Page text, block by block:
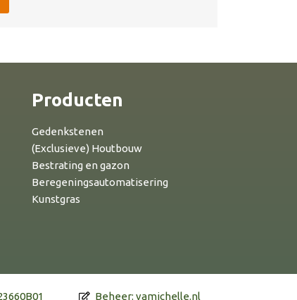
Producten
Gedenkstenen
(Exclusieve) Houtbouw
Bestrating en gazon
Beregeningsautomatisering
Kunstgras
Beheer: vamichelle.nl